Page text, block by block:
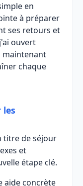
en
à préparer
ses retours et
ouvert
maintenant
chaque
les
titre de séjour
et
étape clé.
aide concrète